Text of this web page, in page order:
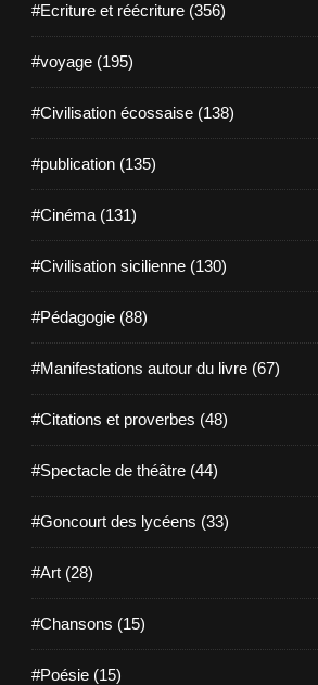
#Ecriture et réécriture (356)
#voyage (195)
#Civilisation écossaise (138)
#publication (135)
#Cinéma (131)
#Civilisation sicilienne (130)
#Pédagogie (88)
#Manifestations autour du livre (67)
#Citations et proverbes (48)
#Spectacle de théâtre (44)
#Goncourt des lycéens (33)
#Art (28)
#Chansons (15)
#Poésie (15)